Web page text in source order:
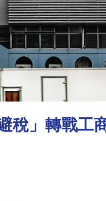
稅」轉戰工